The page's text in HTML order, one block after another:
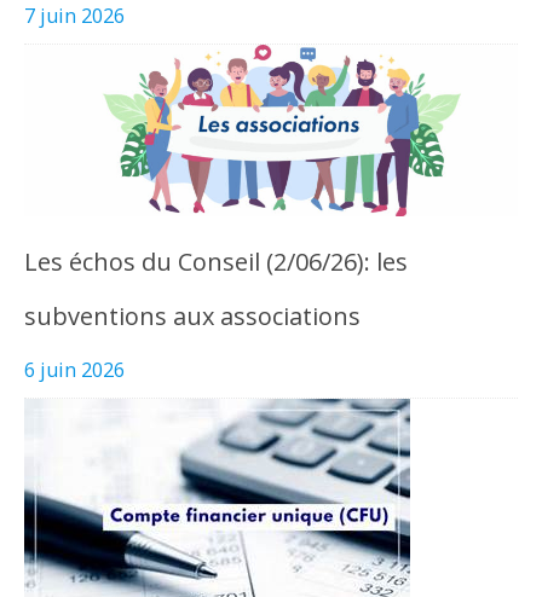
7 juin 2026
Les échos du Conseil (2/06/26): les
subventions aux associations
6 juin 2026